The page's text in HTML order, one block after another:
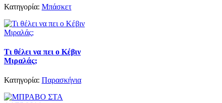
Κατηγορία: Μπάσκετ
Τι θέλει να πει ο Κέβιν
Μιραλάς;
Κατηγορία: Παρασκήνια